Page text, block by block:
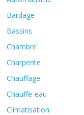
Bardage
Bassins
Chambre
Charpente
Chauffage
Chauffe-eau
Climatisation